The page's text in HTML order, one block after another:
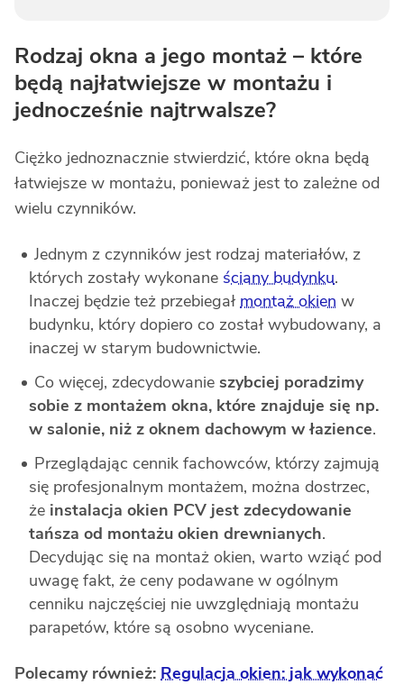
Rodzaj okna a jego montaż – które
będą najłatwiejsze w montażu i
jednocześnie najtrwalsze?
Ciężko jednoznacznie stwierdzić, które okna będą
łatwiejsze w montażu, ponieważ jest to zależne od
wielu czynników.
Jednym z czynników jest rodzaj materiałów, z
których zostały wykonane ściany budynku.
Inaczej będzie też przebiegał montaż okien w
budynku, który dopiero co został wybudowany, a
inaczej w starym budownictwie.
Co więcej, zdecydowanie szybciej poradzimy
sobie z montażem okna, które znajduje się np.
w salonie, niż z oknem dachowym w łazience.
Przeglądając cennik fachowców, którzy zajmują
się profesjonalnym montażem, można dostrzec,
że instalacja okien PCV jest zdecydowanie
tańsza od montażu okien drewnianych.
Decydując się na montaż okien, warto wziąć pod
uwagę fakt, że ceny podawane w ogólnym
cenniku najczęściej nie uwzględniają montażu
parapetów, które są osobno wyceniane.
Polecamy również: Regulacja okien: jak wykonać